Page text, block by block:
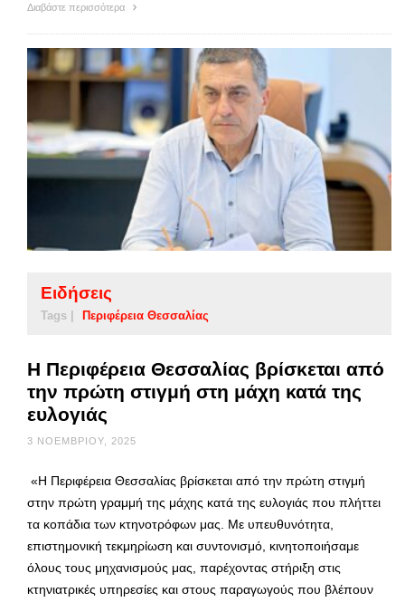
Διαβάστε περισσότερα
Ειδήσεις
Tags | Περιφέρεια Θεσσαλίας
Η Περιφέρεια Θεσσαλίας βρίσκεται από
την πρώτη στιγμή στη μάχη κατά της
ευλογιάς
3 ΝΟΕΜΒΡΊΟΥ, 2025
«Η Περιφέρεια Θεσσαλίας βρίσκεται από την πρώτη στιγμή
στην πρώτη γραμμή της μάχης κατά της ευλογιάς που πλήττει
τα κοπάδια των κτηνοτρόφων μας. Με υπευθυνότητα,
επιστημονική τεκμηρίωση και συντονισμό, κινητοποιήσαμε
όλους τους μηχανισμούς μας, παρέχοντας στήριξη στις
κτηνιατρικές υπηρεσίες και στους παραγωγούς που βλέπουν